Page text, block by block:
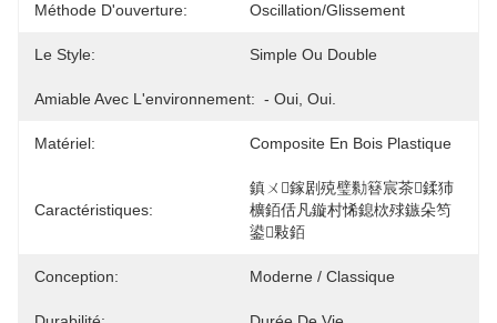
Méthode D'ouverture: Oscillation/glissement
Le Style: Simple Ou Double
Amiable Avec L'environnement: - Oui, Oui.
Matériel: Composite En Bois Plastique
Caractéristiques:
鎮ㄨ鎵剧殑璧勬簮宸茶鍒犻
櫎銆佸凡鏇村悕鎴栨殏鏃朵笉
鍙敤銆
Conception: Moderne / Classique